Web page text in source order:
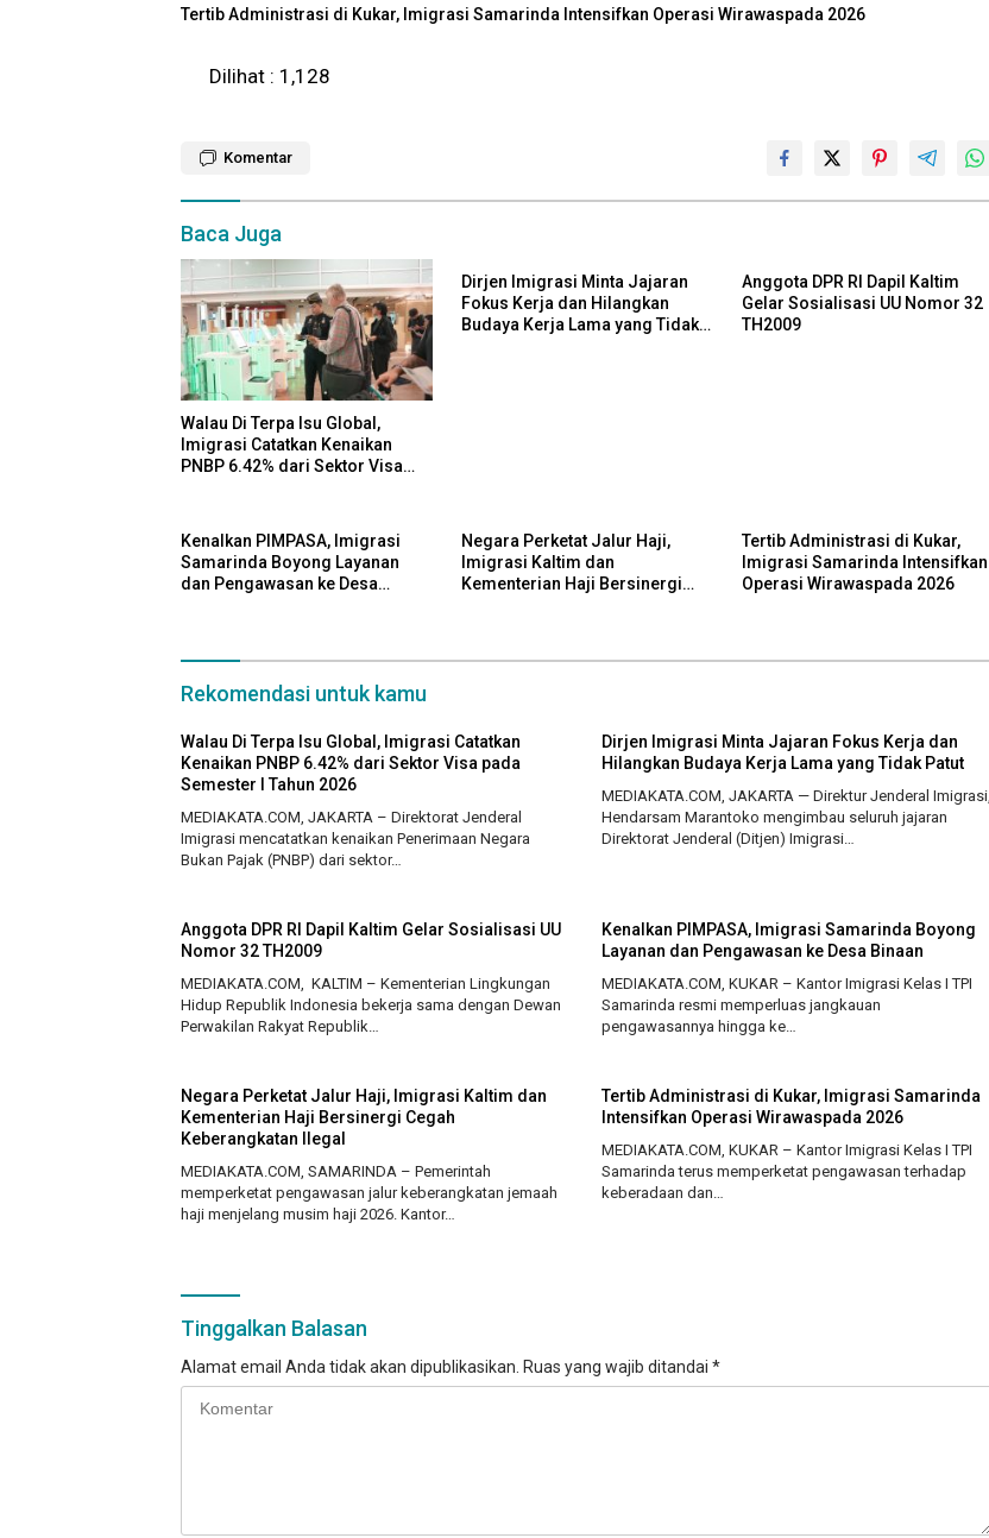
Tertib Administrasi di Kukar, Imigrasi Samarinda Intensifkan Operasi Wirawaspada 2026
Dilihat : 1,128
Komentar
Baca Juga
Walau Di Terpa Isu Global,
Imigrasi Catatkan Kenaikan
PNBP 6.42% dari Sektor Visa
Dirjen Imigrasi Minta Jajaran
Fokus Kerja dan Hilangkan
Budaya Kerja Lama yang Tidak
Anggota DPR RI Dapil Kaltim
Gelar Sosialisasi UU Nomor 32
TH2009
Kenalkan PIMPASA, Imigrasi
Samarinda Boyong Layanan
dan Pengawasan ke Desa
Negara Perketat Jalur Haji,
Imigrasi Kaltim dan
Kementerian Haji Bersinergi
Tertib Administrasi di Kukar,
Imigrasi Samarinda Intensifkan
Operasi Wirawaspada 2026
Rekomendasi untuk kamu
Walau Di Terpa Isu Global, Imigrasi Catatkan
Kenaikan PNBP 6.42% dari Sektor Visa pada
Semester I Tahun 2026
MEDIAKATA.COM, JAKARTA – Direktorat Jenderal
Imigrasi mencatatkan kenaikan Penerimaan Negara
Bukan Pajak (PNBP) dari sektor…
Dirjen Imigrasi Minta Jajaran Fokus Kerja dan
Hilangkan Budaya Kerja Lama yang Tidak Patut
MEDIAKATA.COM, JAKARTA — Direktur Jenderal Imigrasi,
Hendarsam Marantoko mengimbau seluruh jajaran
Direktorat Jenderal (Ditjen) Imigrasi…
Anggota DPR RI Dapil Kaltim Gelar Sosialisasi UU
Nomor 32 TH2009
MEDIAKATA.COM, KALTIM – Kementerian Lingkungan
Hidup Republik Indonesia bekerja sama dengan Dewan
Perwakilan Rakyat Republik…
Kenalkan PIMPASA, Imigrasi Samarinda Boyong
Layanan dan Pengawasan ke Desa Binaan
MEDIAKATA.COM, KUKAR – Kantor Imigrasi Kelas I TPI
Samarinda resmi memperluas jangkauan
pengawasannya hingga ke…
Negara Perketat Jalur Haji, Imigrasi Kaltim dan
Kementerian Haji Bersinergi Cegah
Keberangkatan Ilegal
MEDIAKATA.COM, SAMARINDA – Pemerintah
memperketat pengawasan jalur keberangkatan jemaah
haji menjelang musim haji 2026. Kantor…
Tertib Administrasi di Kukar, Imigrasi Samarinda
Intensifkan Operasi Wirawaspada 2026
MEDIAKATA.COM, KUKAR – Kantor Imigrasi Kelas I TPI
Samarinda terus memperketat pengawasan terhadap
keberadaan dan…
Tinggalkan Balasan
Alamat email Anda tidak akan dipublikasikan. Ruas yang wajib ditandai *